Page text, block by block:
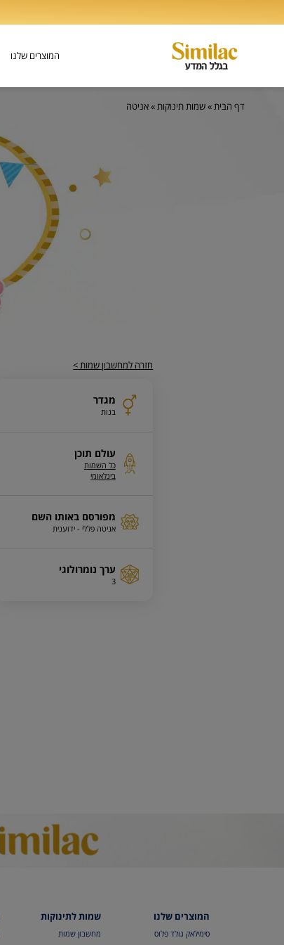
המוצרים שלנו
דף הבית»שמות תינוקות»אניטה
חזרה למחשבון שמות >
מגדר
בנות
עולם תוכן
כל השמות
בינלאומי
מפורסם באותו השם
אניטה פללי - ידוענית
ערך נומרולוגי
3
המוצרים שלנו
סימילאק גולד פלוס
שמות לתינוקות
מחשבון שמות